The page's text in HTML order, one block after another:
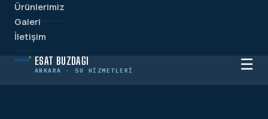
ESAT BUZDAĞI
ANKARA · SU HIZMETLERI
Ürünlerimiz
Galeri
İletişim
☰